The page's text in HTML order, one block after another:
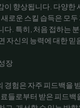
이 향상됩니다. 다양한
로운 스킬 습득은 모
다. 특히, 처음 접하는
자신의 능력에 대한 믿
장
경험은 자주 피드백을
들로부터 받은 피드백